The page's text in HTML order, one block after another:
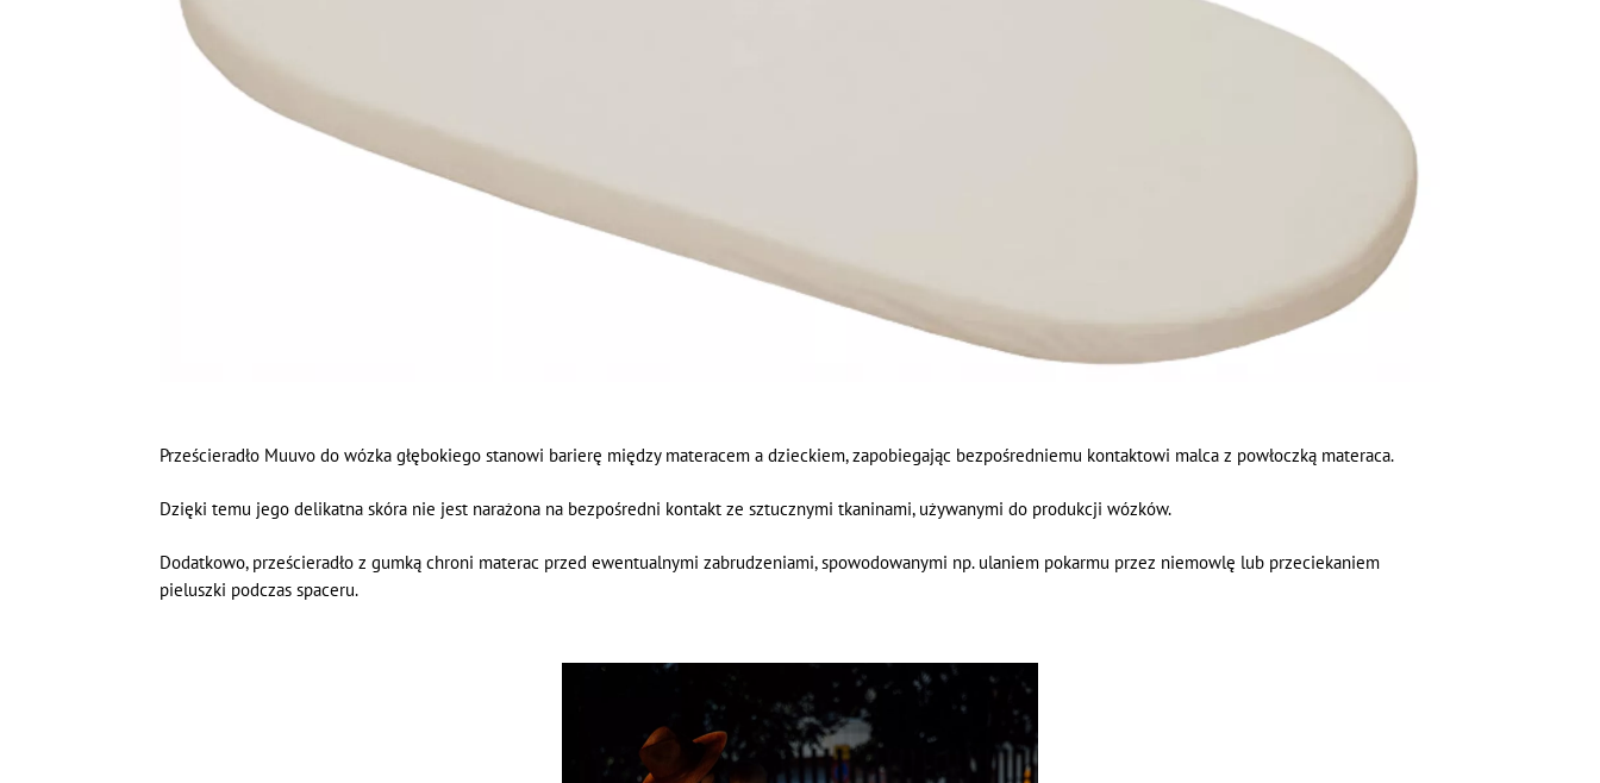
Prześcieradło Muuvo do wózka głębokiego stanowi barierę między materacem a dzieckiem, zapobiegając bezpośredniemu kontaktowi malca z powłoczką materaca.
Dzięki temu jego delikatna skóra nie jest narażona na bezpośredni kontakt ze sztucznymi tkaninami, używanymi do produkcji wózków.
Dodatkowo, prześcieradło z gumką chroni materac przed ewentualnymi zabrudzeniami, spowodowanymi np. ulaniem pokarmu przez niemowlę lub przeciekaniem
pieluszki podczas spaceru.